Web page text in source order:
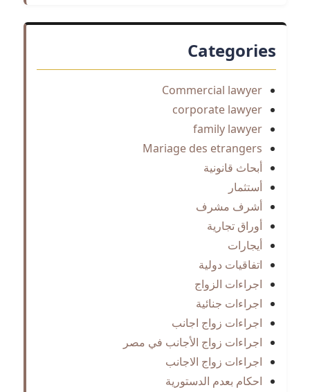
Categories
Commercial lawyer
corporate lawyer
family lawyer
Mariage des etrangers
أبحاث قانونية
أستثمار
أشرف مشرف
أوراق تجارية
أيجارات
اتفاقيات دولية
اجراءات الزواج
اجراءات جنائية
اجراءات زواج اجانب
اجراءات زواج الأجانب في مصر
اجراءات زواج الاجانب
احكام بعدم الدستورية